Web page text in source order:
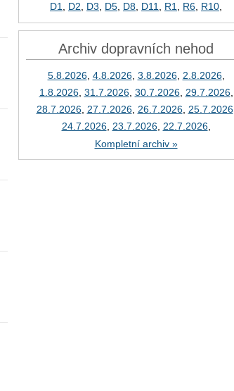
D1 D2 D3 D5 D8 D11 R1 R6 R10
Archiv dopravních nehod
5.8.2026, 4.8.2026, 3.8.2026, 2.8.2026,
1.8.2026, 31.7.2026, 30.7.2026, 29.7.2026,
28.7.2026, 27.7.2026, 26.7.2026, 25.7.2026,
24.7.2026, 23.7.2026, 22.7.2026,
Kompletní archiv »